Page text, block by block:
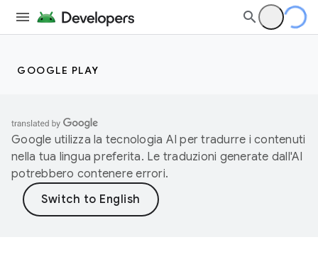
GOOGLE PLAY
Google utilizza la tecnologia AI per tradurre i contenuti
nella tua lingua preferita. Le traduzioni generate dall'AI
potrebbero contenere errori.